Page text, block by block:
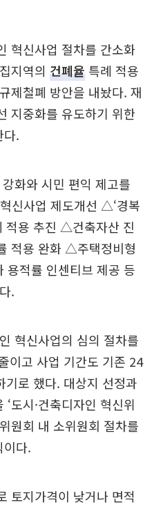
혁신사업 절차를 간소화
지역의 건폐율 특례 적용
제철폐 방안을 내놨다. 재
지중화를 유도하기 위한
다.
화와 시민 편익 제고를
신사업 제도개선 △‘경복
적용 추진 △건축자산 진
적용 완화 △주택정비형
용적률 인센티브 제공 등
.
혁신사업의 심의 절차를
이고 사업 기간도 기존 24
로 했다. 대상지 선정과
도시·건축디자인 혁신위
원회 내 소위원회 절차를
이다.
토지가격이 낮거나 면적